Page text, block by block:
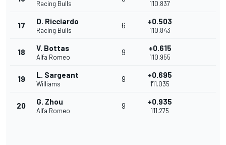
Racing Bulls 1'10.837
17 D. Ricciardo
Racing Bulls
6 +0.503
1'10.843
18 V. Bottas
Alfa Romeo
9 +0.615
1'10.955
19 L. Sargeant
Williams
9 +0.695
1'11.035
20 G. Zhou
Alfa Romeo
9 +0.935
1'11.275